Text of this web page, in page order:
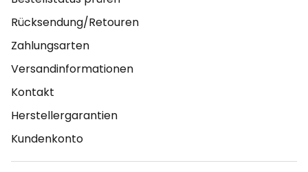
Rücksendung/Retouren
Zahlungsarten
Versandinformationen
Kontakt
Herstellergarantien
Kundenkonto